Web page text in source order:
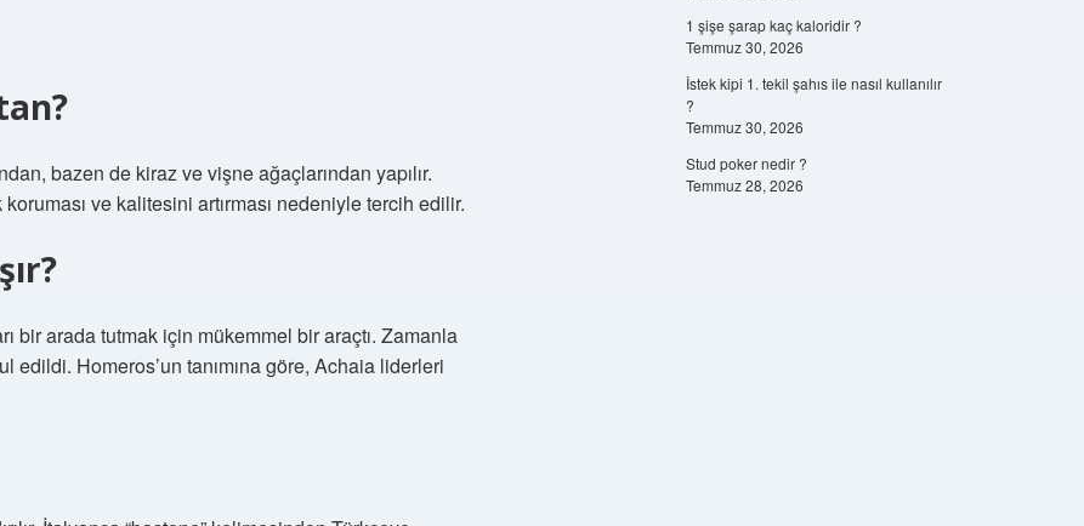
bazen de kiraz ve vişne ağaçlarından yapılır.
ve kalitesini artırması nedeniyle tercih edilir.
bir arada tutmak için mükemmel bir araçtı. Zamanla
Homeros’un tanımına göre, Achaia liderleri
1 şişe şarap kaç kaloridir ?
Temmuz 30, 2026
İstek kipi 1. tekil şahıs ile nasıl kullanılır
?
Temmuz 30, 2026
Stud poker nedir ?
Temmuz 28, 2026